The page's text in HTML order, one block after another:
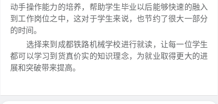
动手操作能力的培养，帮助学生毕业以后能够快速的融入
到工作岗位之中，这对于学生来说，也节约了很大一部分
的时间。
选择来到成都铁路机械学校进行就读，让每一位学生
都可以学习到货真价实的知识理念，为就业取得更大的进
展和突破带来提高。